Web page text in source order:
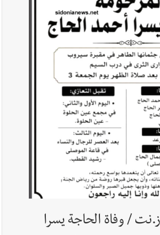
يسلّم بو صعب ملاحظات الجيش بشأن
تمارين تدريبية في القاع - بعلبك
ادعى على رياض سلامة وسمير حنا
على قاضي التحقيق
/ وفاة الحاجة يسرا